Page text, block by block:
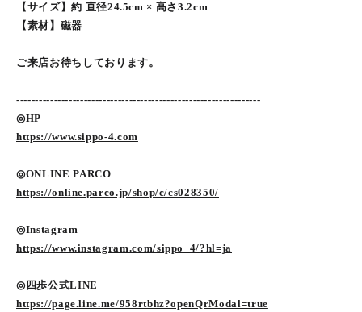
【サイズ】約 直径24.5cm × 高さ3.2cm
【素材】磁器
ご来店お待ちしております。
-----------------------------------------------------------------
◎HP
https://www.sippo-4.com
◎ONLINE PARCO
https://online.parco.jp/shop/c/cs028350/
◎Instagram
https://www.instagram.com/sippo_4/?hl=ja
◎四歩公式LINE
https://page.line.me/958rtbhz?openQrModal=true